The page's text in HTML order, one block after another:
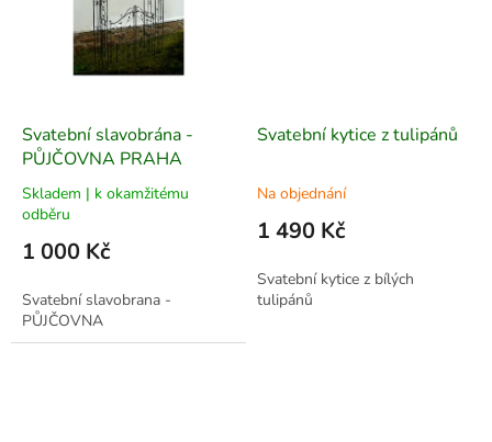
Svatební slavobrána -
PŮJČOVNA PRAHA
Skladem | k okamžitému
odběru
1 000 Kč
Svatební slavobrana -
PŮJČOVNA
Svatební kytice z tulipánů
Na objednání
1 490 Kč
Svatební kytice z bílých
tulipánů